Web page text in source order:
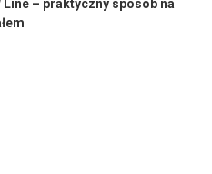
Line – praktyczny sposób na